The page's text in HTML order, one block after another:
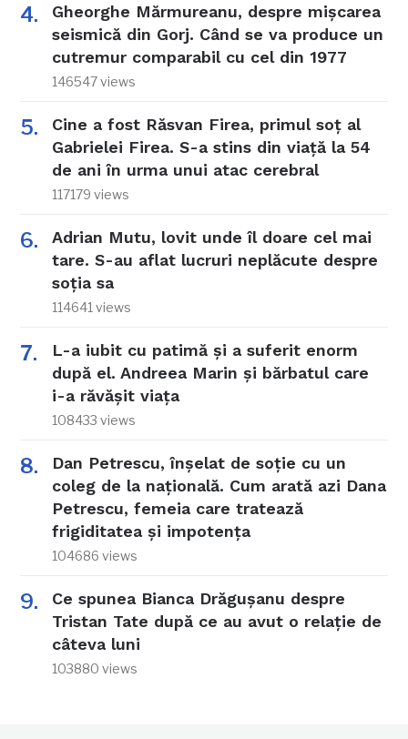
Gheorghe Mărmureanu, despre mișcarea
seismică din Gorj. Când se va produce un
cutremur comparabil cu cel din 1977
146547 views
Cine a fost Răsvan Firea, primul soț al
Gabrielei Firea. S-a stins din viață la 54
de ani în urma unui atac cerebral
117179 views
Adrian Mutu, lovit unde îl doare cel mai
tare. S-au aflat lucruri neplăcute despre
soția sa
114641 views
L-a iubit cu patimă și a suferit enorm
după el. Andreea Marin și bărbatul care
i-a răvășit viața
108433 views
Dan Petrescu, înșelat de soție cu un
coleg de la națională. Cum arată azi Dana
Petrescu, femeia care tratează
frigiditatea și impotența
104686 views
Ce spunea Bianca Drăgușanu despre
Tristan Tate după ce au avut o relație de
câteva luni
103880 views